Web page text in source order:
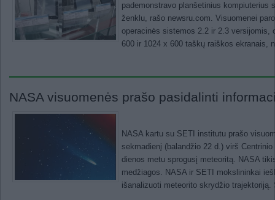
pademonstravo planšetinius kompiuterius
ženklu, rašo newsru.com. Visuomenei
operacinės sistemos 2.2 ir 2.3 versijomis,
600 ir 1024 x 600 taškų raiškos ekranais,
NASA visuomenės prašo pasidalinti
NASA kartu su SETI institutu prašo
sekmadienį (balandžio 22 d.) virš
dienos metu sprogusį meteoritą. NASA
medžiagos. NASA ir SETI mokslininkai
išanalizuoti meteorito skrydžio